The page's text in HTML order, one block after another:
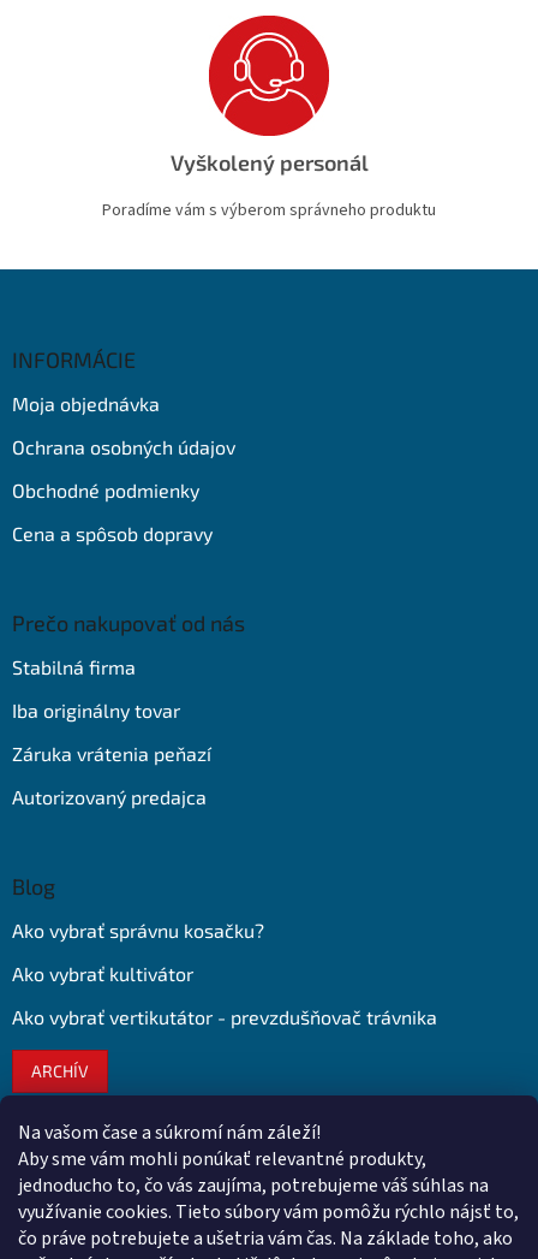
Na vašom čase a súkromí nám záleží!
Aby sme vám mohli ponúkať relevantné produkty,
jednoducho to, čo vás zaujíma, potrebujeme váš súhlas na
využívanie cookies. Tieto súbory vám pomôžu rýchlo nájsť to,
čo práve potrebujete a ušetria vám čas. Na základe toho, ako
Vyškolený personál
Poradíme vám s výberom správneho produktu
INFORMÁCIE
Moja objednávka
Ochrana osobných údajov
Obchodné podmienky
Cena a spôsob dopravy
Prečo nakupovať od nás
Stabilná firma
Iba originálny tovar
Záruka vrátenia peňazí
Autorizovaný predajca
Blog
Ako vybrať správnu kosačku?
Ako vybrať kultivátor
Ako vybrať vertikutátor - prevzdušňovač trávnika
ARCHÍV
Kontakt
obchod@ euroshopy.sk
0911 931 019